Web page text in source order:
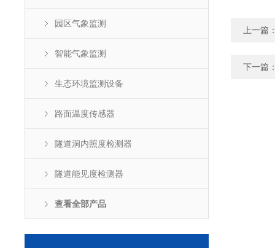
园区气象监测
智能气象监测
生态环境监测设备
路面温度传感器
隧道洞内照度检测器
隧道能见度检测器
查看全部产品
上一篇
下一篇